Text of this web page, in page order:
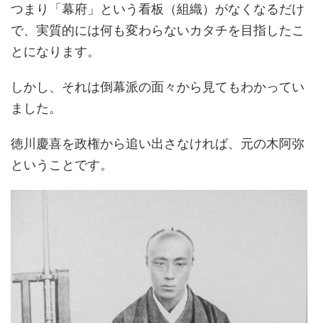
つまり「幕府」という看板（組織）がなくなるだけ
で、実質的には何も変わらないカタチを目指したこ
とになります。
しかし、それは倒幕派の面々から見てもわかってい
ました。
徳川慶喜を政権から追い出さなければ、元の木阿弥
ということです。